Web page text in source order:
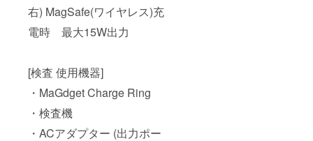
右) MagSafe(ワイヤレス)充
電時 最大15W出力
[検査 使用機器]
・MaGdget Charge Ring
・検査機
・ACアダプター (出力ポー